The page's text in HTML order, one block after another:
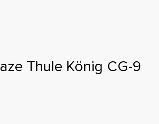
Thule König CG-9